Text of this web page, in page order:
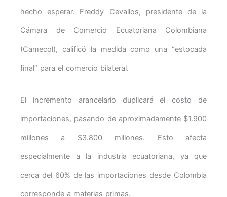
hecho esperar. Freddy Cevallos, presidente de la
Cámara de Comercio Ecuatoriana Colombiana
(Camecol), calificó la medida como una “estocada
final” para el comercio bilateral.
El incremento arancelario duplicará el costo de
importaciones, pasando de aproximadamente $1.900
millones a $3.800 millones. Esto afecta
especialmente a la industria ecuatoriana, ya que
cerca del 60% de las importaciones desde Colombia
corresponde a materias primas.